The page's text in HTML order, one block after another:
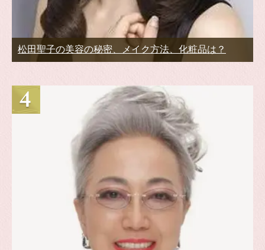
松田聖子の美容の秘密、メイク方法、化粧品は？